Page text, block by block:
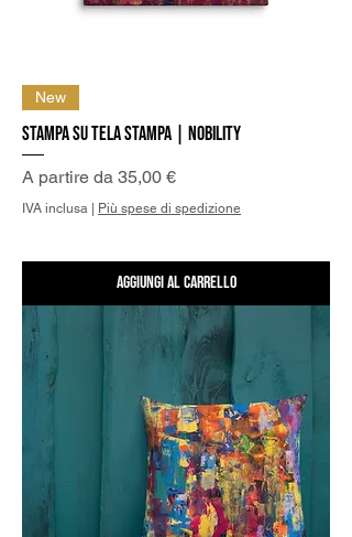
New
Stampa su Tela Stampa | Nobility
A partire da 35,00 €
Prezzo scontato
IVA inclusa Più spese di spedizione
Aggiungi al carrello